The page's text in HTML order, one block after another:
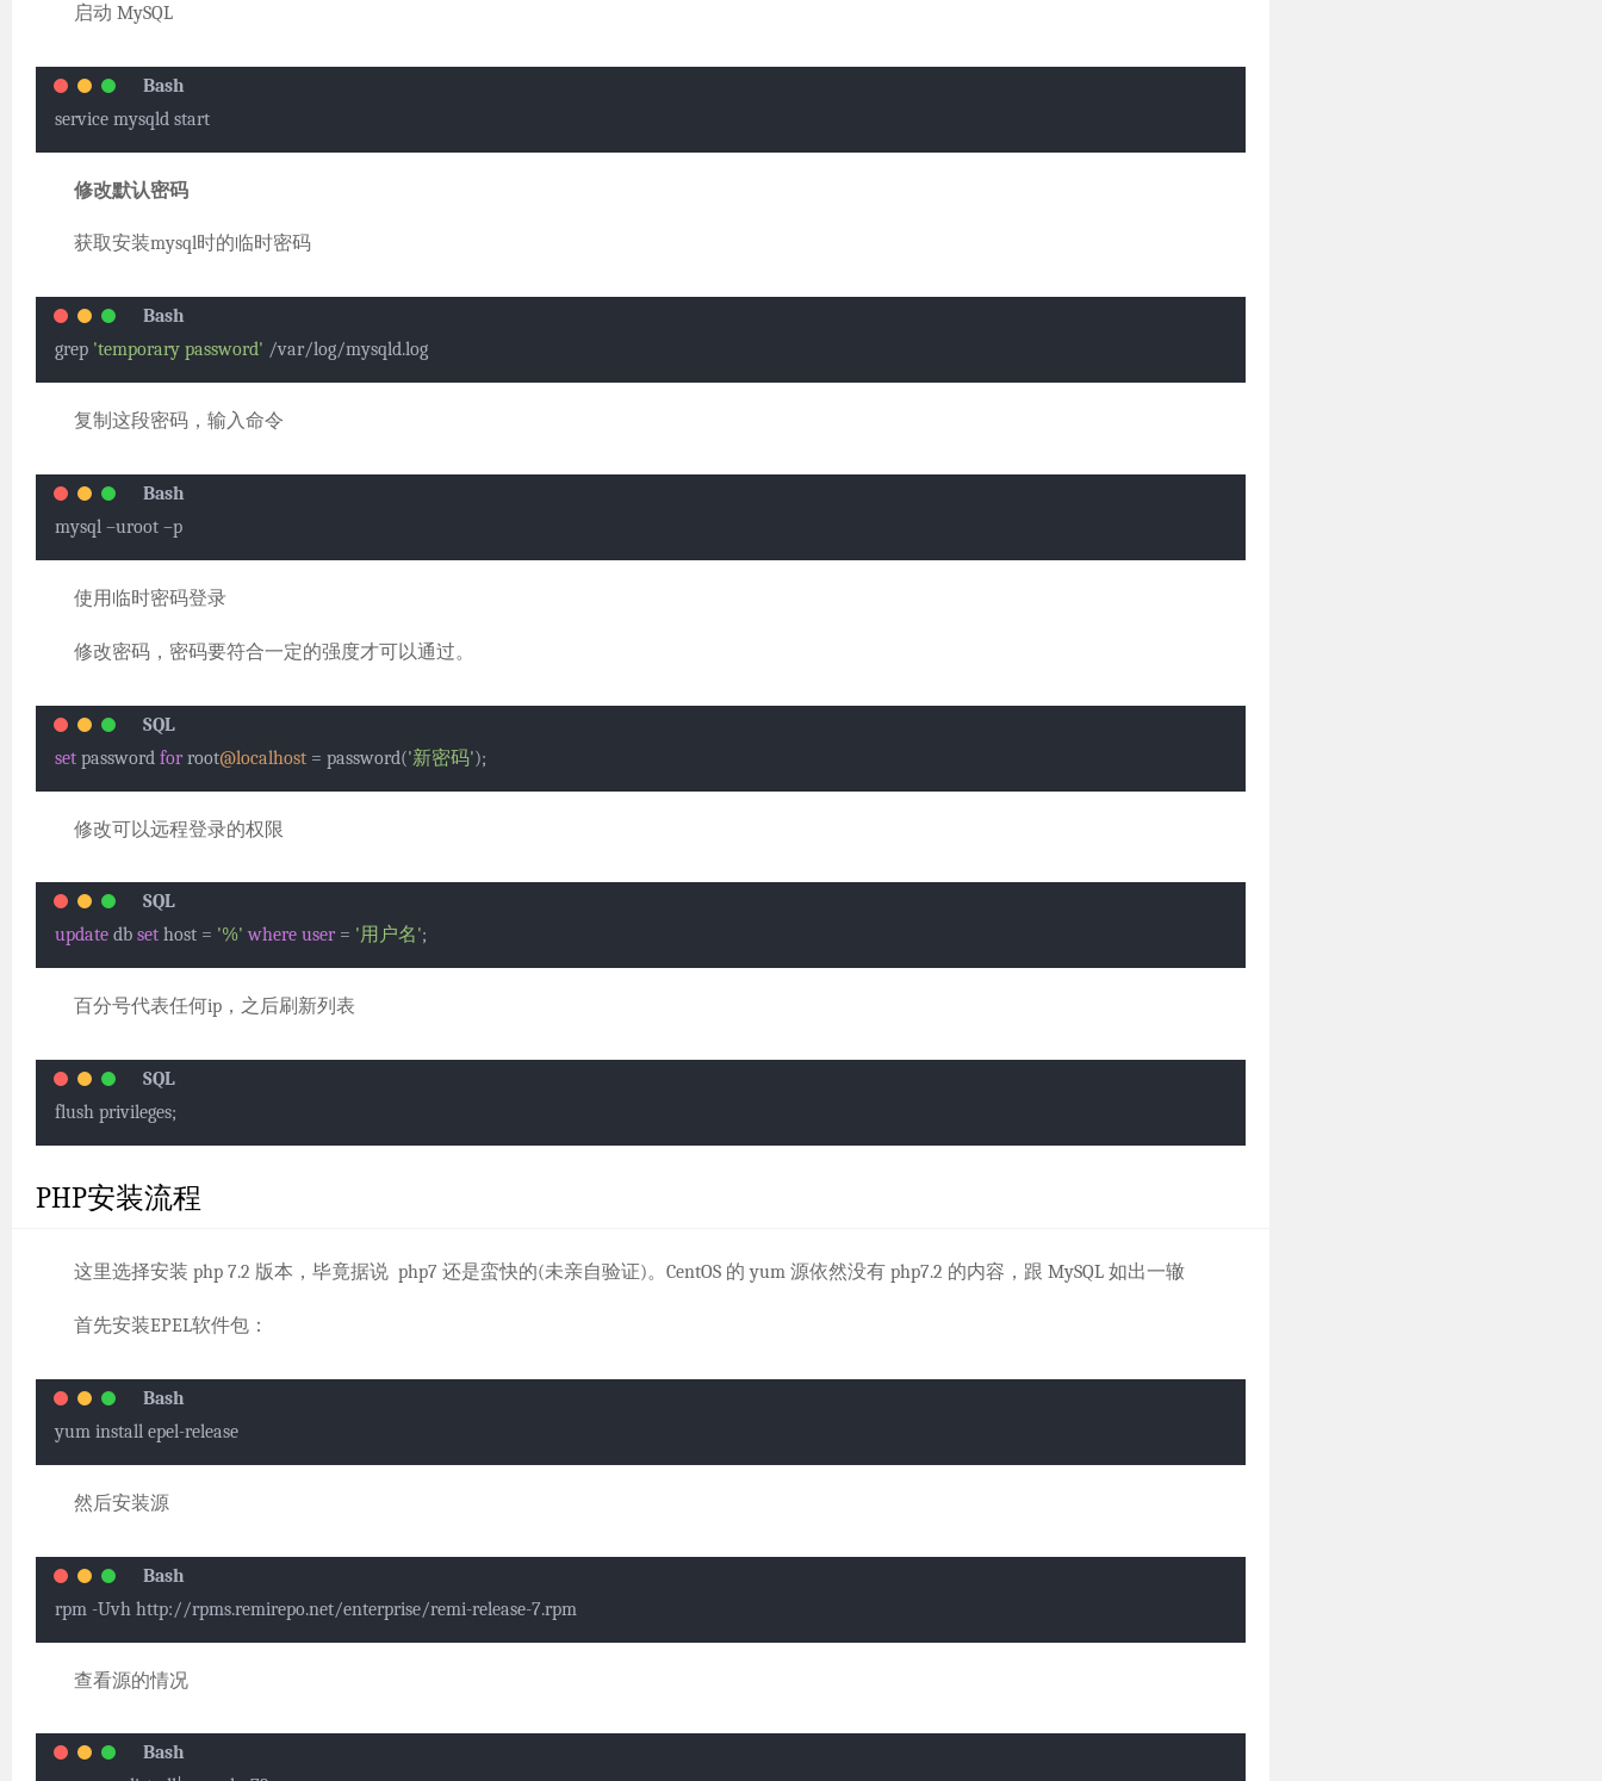
启动 MySQL
service mysqld start
修改默认密码
获取安装mysql时的临时密码
grep 'temporary password' /var/log/mysqld.log
复制这段密码，输入命令
mysql –uroot –p
使用临时密码登录
修改密码，密码要符合一定的强度才可以通过。
set password for root@localhost = password('新密码');
修改可以远程登录的权限
update db set host = '%' where user = '用户名';
百分号代表任何ip，之后刷新列表
flush privileges;
PHP安装流程
这里选择安装 php 7.2 版本，毕竟据说 php7 还是蛮快的(未亲自验证)。CentOS 的 yum 源依然没有 php7.2 的内容，跟 MySQL 如出一辙
首先安装EPEL软件包：
yum install epel-release
然后安装源
rpm -Uvh http://rpms.remirepo.net/enterprise/remi-release-7.rpm
查看源的情况